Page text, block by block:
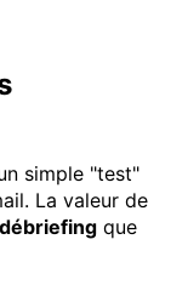
simple "test"
La valeur de
que